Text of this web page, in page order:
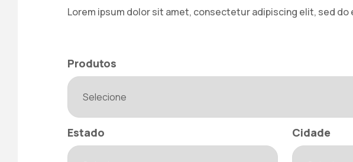
Lorem ipsum dolor sit amet, consectetur adipiscing elit, sed
Produtos
Estado Cidade